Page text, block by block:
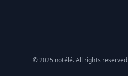
© 2025 notélé. All rights